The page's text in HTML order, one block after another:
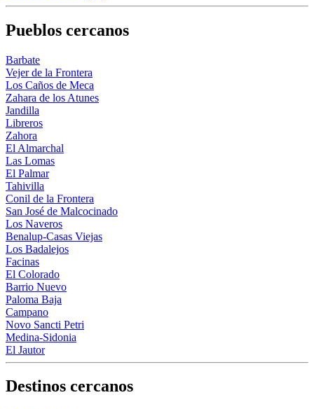
Pueblos cercanos
Barbate
Vejer de la Frontera
Los Caños de Meca
Zahara de los Atunes
Jandilla
Libreros
Zahora
El Almarchal
Las Lomas
El Palmar
Tahivilla
Conil de la Frontera
San José de Malcocinado
Los Naveros
Benalup-Casas Viejas
Los Badalejos
Facinas
El Colorado
Barrio Nuevo
Paloma Baja
Campano
Novo Sancti Petri
Medina-Sidonia
El Jautor
Destinos cercanos